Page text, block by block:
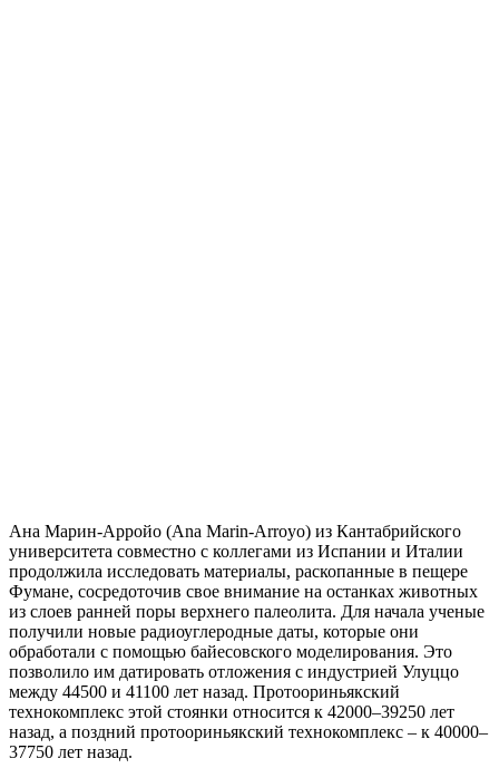
Ана Марин-Арройо (Ana Marin-Arroyo) из Кантабрийского
университета совместно с коллегами из Испании и Италии
продолжила исследовать материалы, раскопанные в пещере
Фумане, сосредоточив свое внимание на останках животных
из слоев ранней поры верхнего палеолита. Для начала ученые
получили новые радиоуглеродные даты, которые они
обработали с помощью байесовского моделирования. Это
позволило им датировать отложения с индустрией Улуццо
между 44500 и 41100 лет назад. Протоориньякский
технокомплекс этой стоянки относится к 42000–39250 лет
назад, а поздний протоориньякский технокомплекс – к 40000–
37750 лет назад.